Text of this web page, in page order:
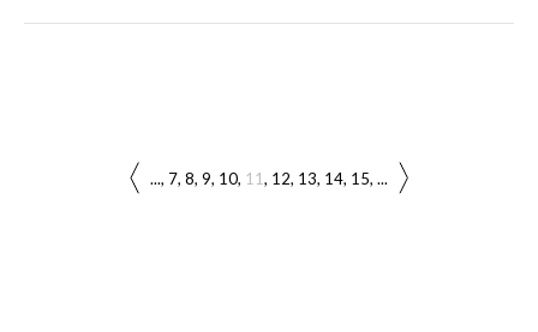
... 7 8 9 10 11 12 13 14 15 ...